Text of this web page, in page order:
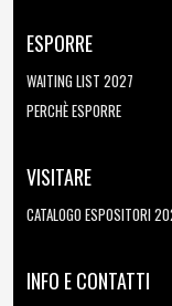
ESPORRE
WAITING LIST 2027
PERCHÈ ESPORRE
VISITARE
CATALOGO ESPOSITORI
INFO E CONTATTI